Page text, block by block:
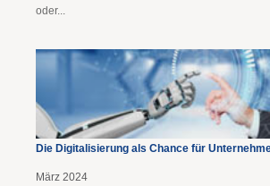
oder...
Die Digitalisierung als Chance für
März 2024